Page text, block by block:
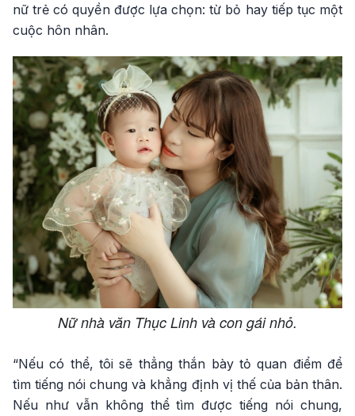
nữ trẻ có quyền được lựa chọn: từ bỏ hay tiếp tục một
cuộc hôn nhân.
Nữ nhà văn Thục Linh và con gái nhỏ.
“Nếu có thể, tôi sẽ thẳng thắn bày tỏ quan điểm để
tìm tiếng nói chung và khẳng định vị thế của bản thân.
Nếu như vẫn không thể tìm được tiếng nói chung,